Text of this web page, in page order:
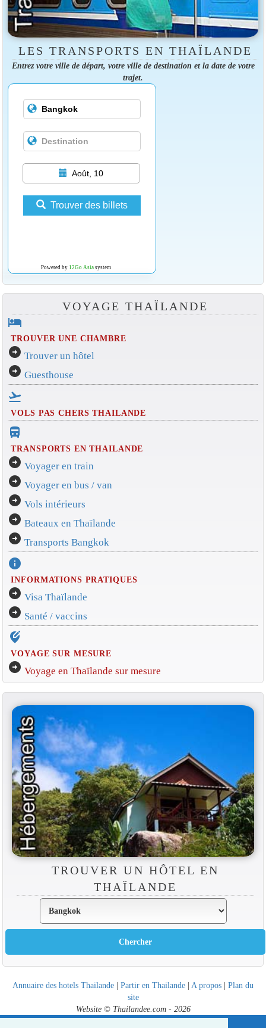
LES TRANSPORTS EN THAÏLANDE
Entrez votre ville de départ, votre ville de destination et la date de votre
trajet.
Août, 10
Trouver des billets
Powered by 12Go Asiasystem
VOYAGE THAÏLANDE
hotel
TROUVER UNE CHAMBRE
arrow_circle_right Trouver un hôtel
arrow_circle_right Guesthouse
flight_takeoff
VOLS PAS CHERS THAILANDE
directions_bus_filled
TRANSPORTS EN THAILANDE
arrow_circle_right Voyager en train
arrow_circle_right Voyager en bus / van
arrow_circle_right Vols intérieurs
arrow_circle_right Bateaux en Thaïlande
arrow_circle_right Transports Bangkok
info
INFORMATIONS PRATIQUES
arrow_circle_right Visa Thaïlande
arrow_circle_right Santé / vaccins
edit_location_alt
VOYAGE SUR MESURE
arrow_circle_right Voyage en Thaïlande sur mesure
TROUVER UN HÔTEL EN
THAÏLANDE
Annuaire des hotels Thailande | Partir en Thailande | A propos | Plan du
site
Website © Thailandee.com - 2026